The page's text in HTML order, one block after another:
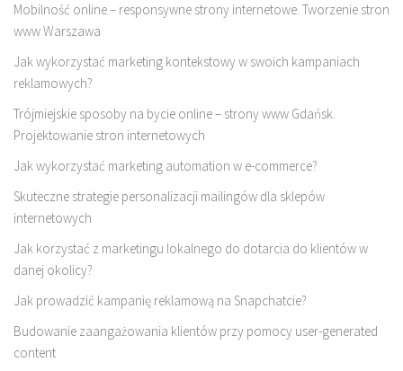
Mobilność online – responsywne strony internetowe. Tworzenie stron
www Warszawa
Jak wykorzystać marketing kontekstowy w swoich kampaniach
reklamowych?
Trójmiejskie sposoby na bycie online – strony www Gdańsk.
Projektowanie stron internetowych
Jak wykorzystać marketing automation w e-commerce?
Skuteczne strategie personalizacji mailingów dla sklepów
internetowych
Jak korzystać z marketingu lokalnego do dotarcia do klientów w
danej okolicy?
Jak prowadzić kampanię reklamową na Snapchatcie?
Budowanie zaangażowania klientów przy pomocy user-generated
content